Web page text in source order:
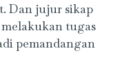
Dan jujur sikap
tugas
pemandangan